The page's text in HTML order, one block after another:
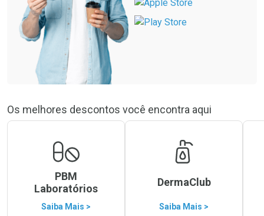
Os melhores descontos você encontra aqui
PBM
Laboratórios
Saiba Mais >
DermaClub
Saiba Mais >